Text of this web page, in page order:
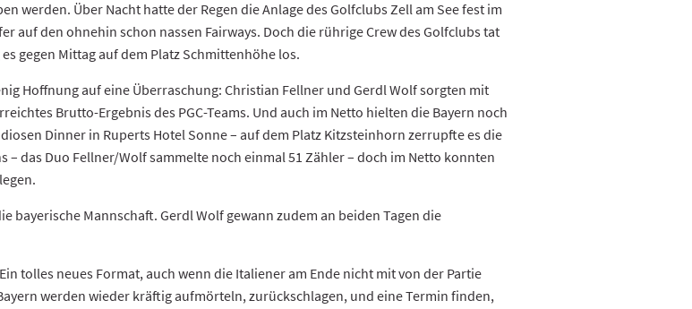
werden. Über Nacht hatte der Regen die Anlage des Golfclubs Zell am See fest im
auf den ohnehin schon nassen Fairways. Doch die rührige Crew des Golfclubs tat
gegen Mittag auf dem Platz Schmittenhöhe los.
Hoffnung auf eine Überraschung: Christian Fellner und Gerdl Wolf sorgten mit
Brutto-Ergebnis des PGC-Teams. Und auch im Netto hielten die Bayern noch
Dinner in Ruperts Hotel Sonne – auf dem Platz Kitzsteinhorn zerrupfte es die
– das Duo Fellner/Wolf sammelte noch einmal 51 Zähler – doch im Netto konnten
bayerische Mannschaft. Gerdl Wolf gewann zudem an beiden Tagen die
tolles neues Format, auch wenn die Italiener am Ende nicht mit von der Partie
werden wieder kräftig aufmörteln, zurückschlagen, und eine Termin finden,